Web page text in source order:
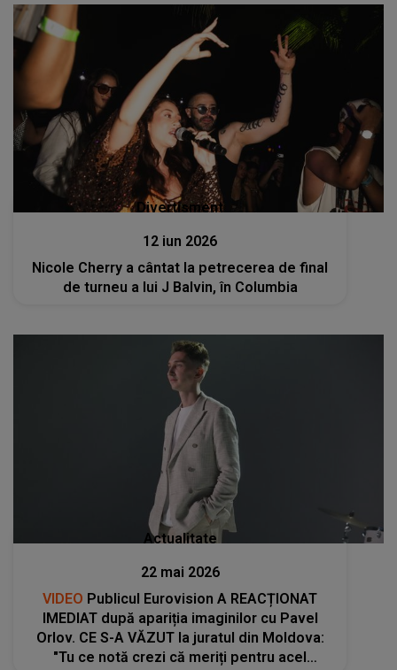
Divertisment
12 iun 2026
Nicole Cherry a cântat la petrecerea de final
de turneu a lui J Balvin, în Columbia
Actualitate
22 mai 2026
VIDEO Publicul Eurovision A REACȚIONAT
IMEDIAT după apariția imaginilor cu Pavel
Orlov. CE S-A VĂZUT la juratul din Moldova:
"Tu ce notă crezi că meriți pentru acel